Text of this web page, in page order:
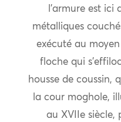
l’armure est ici
métalliques
exécuté au
floche qui
housse de coussin,
la cour moghole,
au XVIIe siècle,